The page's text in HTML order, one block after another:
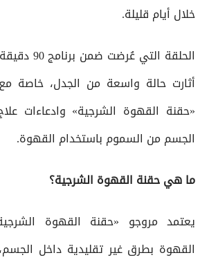
خلال أيام قليلة.
الحلقة
أثارت حالة واسعة من الجدل، خاصة
«حقنة القهوة الشرجية» وادعاءات
الجسم من السموم باستخدام القهوة.
ما هي حقنة القهوة الشرجية؟
يعتمد مروجو «حقنة القهوة
القهوة بطرق غير تقليدية داخل